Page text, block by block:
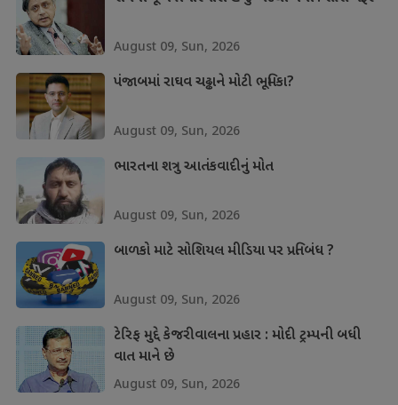
August 09, Sun, 2026
પંજાબમાં રાઘવ ચઢ્ઢાને મોટી ભૂમિકા?
August 09, Sun, 2026
ભારતના શત્રુ આતંકવાદીનું મોત
August 09, Sun, 2026
બાળકો માટે સોશિયલ મીડિયા પર પ્રતિબંધ ?
August 09, Sun, 2026
ટેરિફ મુદ્દે કેજરીવાલના પ્રહાર : મોદી ટ્રમ્પની બધી
વાત માને છે
August 09, Sun, 2026